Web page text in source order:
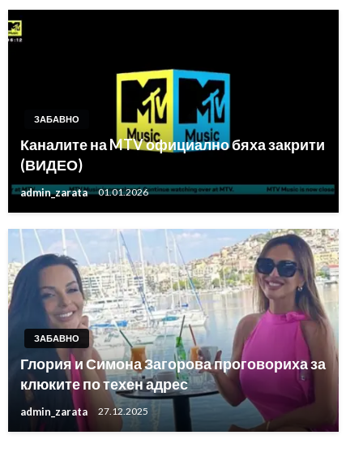
ЗАБАВНО
Каналите на MTV официално бяха закрити
(ВИДЕО)
admin_zarata 01.01.2026
ЗАБАВНО
Глория и Симона Загорова проговориха за
клюките по техен адрес
admin_zarata 27.12.2025